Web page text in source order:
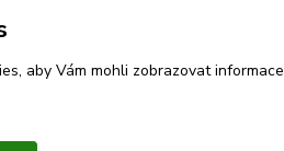
za 14 dní.
aby Vám mohli zobrazovat informace